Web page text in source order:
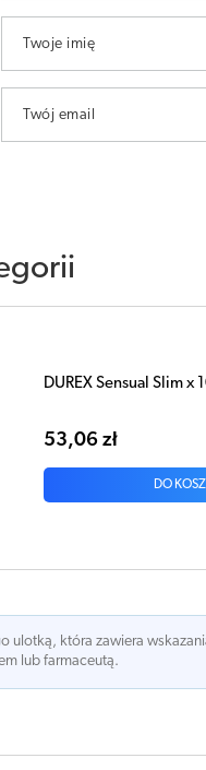
Twoje imię
Twój email
PREZERWATYWA
21,24 zł
DO
ulotką, która zawiera
lub farmaceutą.